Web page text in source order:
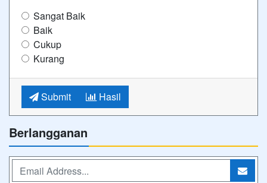
Sangat Baik
Baik
Cukup
Kurang
Submit Hasil
Berlangganan